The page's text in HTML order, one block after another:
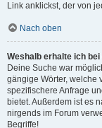
Link anklickst, der von
Nach oben
Weshalb erhalte ich
Deine Suche war
gängige Wörter, welche
spezifischere Anfrage
bietet. Außerdem ist es
nirgends im Forum
Begriffe!